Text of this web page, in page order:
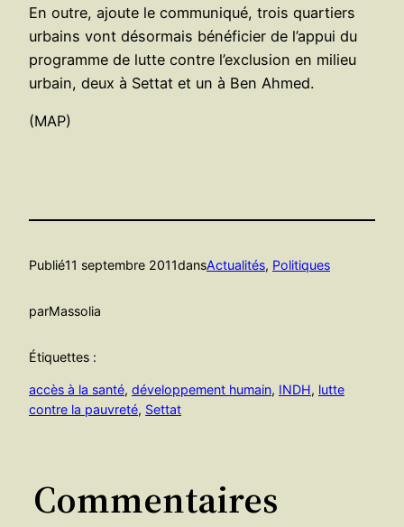
En outre, ajoute le communiqué, trois quartiers
urbains vont désormais bénéficier de l’appui du
programme de lutte contre l’exclusion en milieu
urbain, deux à Settat et un à Ben Ahmed.
(MAP)
Publié11 septembre 2011dansActualités, Politiques
parMassolia
Étiquettes :
accès à la santé, développement humain, INDH, lutte
contre la pauvreté, Settat
Commentaires